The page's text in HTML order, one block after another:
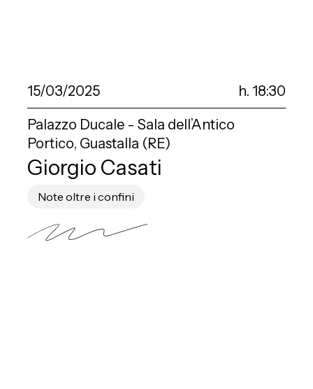
15/03/2025
h. 18:30
Palazzo Ducale - Sala dell’Antico
Portico, Guastalla (RE)
Giorgio Casati
Note oltre i confini